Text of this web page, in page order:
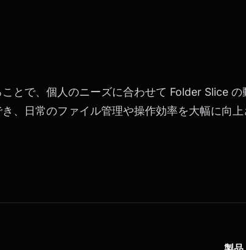
とで、個人のニーズに合わせて Folder Slice の
、日常のファイル管理や操作効率を大幅に向上